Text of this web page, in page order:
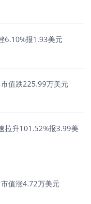
6.10%报1.93美元
值跌225.99万美元
拉升101.52%报3.99美
值涨4.72万美元